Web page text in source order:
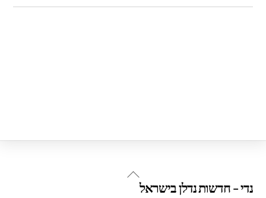
Back
נדי - חדשות נדלן בישראל